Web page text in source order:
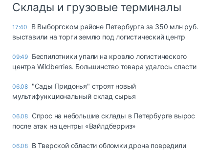
Склады и грузовые терминалы
17:40
В Выборгском районе Петербурга за 350 млн руб.
выставили на торги землю под логистический центр
09:49 Беспилотники упали на кровлю логистического
центра Wildberries. Большинство товара удалось спасти
06.08 "Сады Придонья" строят новый
мультифункциональный склад сырья
06.08 Спрос на небольшие склады в Петербурге вырос
после атак на центры «Вайлдберриз»
06.08 В Тверской области обломки дрона повредили